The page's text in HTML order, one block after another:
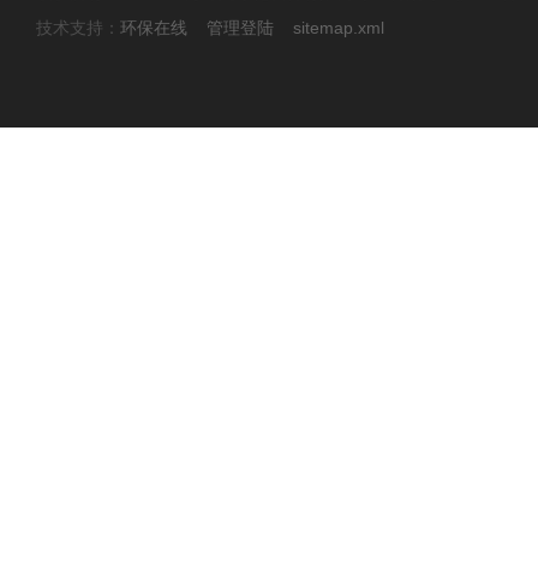
技术支持： 环保在线 管理登陆 sitemap.xml